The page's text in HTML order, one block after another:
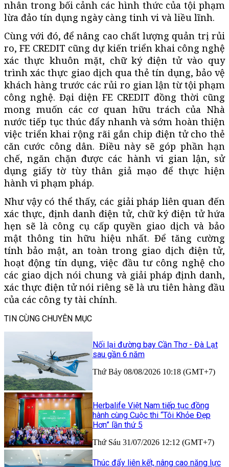
nhân trong bối cảnh các hình thức của tội phạm
lừa đảo tín dụng ngày càng tinh vi và liều lĩnh.
Cùng với đó, để nâng cao chất lượng quản trị rủi
ro, FE CREDIT cũng dự kiến triển khai công nghệ
xác thực khuôn mặt, chữ ký điện tử vào quy
trình xác thực giao dịch qua thẻ tín dụng, bảo vệ
khách hàng trước các rủi ro gian lận từ tội phạm
công nghệ. Đại diện FE CREDIT đồng thời cũng
mong muốn các cơ quan hữu trách của Nhà
nước tiếp tục thúc đẩy nhanh và sớm hoàn thiện
việc triển khai rộng rãi gắn chip điện tử cho thẻ
căn cước công dân. Điều này sẽ góp phần hạn
chế, ngăn chặn được các hành vi gian lận, sử
dụng giấy tờ tùy thân giả mạo để thực hiện
hành vi phạm pháp.
Như vậy có thể thấy, các giải pháp liên quan đến
xác thực, định danh điện tử, chữ ký điện tử hứa
hẹn sẽ là công cụ cấp quyền giao dịch và bảo
mật thông tin hữu hiệu nhất. Để tăng cường
tính bảo mật, an toàn trong giao dịch điện tử,
hoạt động tín dụng, việc đầu tư công nghệ cho
các giao dịch nói chung và giải pháp định danh,
xác thực điện tử nói riêng sẽ là ưu tiên hàng đầu
của các công ty tài chính.
TIN CÙNG CHUYÊN MỤC
Nối lại đường bay Cần Thơ - Đà Lạt
sau gần 6 năm
Thứ Bảy 08/08/2026 10:18 (GMT+7)
Herbalife Việt Nam tiếp tục đồng
hành cùng Cuộc thi “Tôi Khỏe Đẹp
Hơn” lần thứ 5
Thứ Sáu 31/07/2026 12:12 (GMT+7)
Thúc đẩy liên kết, nâng cao năng lực